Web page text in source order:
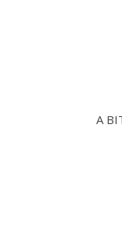
A